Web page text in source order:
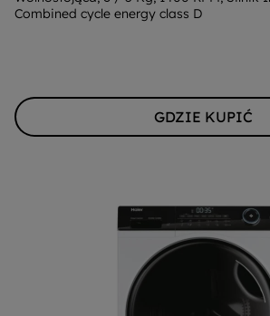
Youreko.
Combined cycle energy class D
GDZIE KUPIĆ